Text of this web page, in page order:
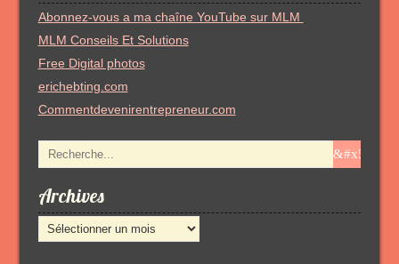
Abonnez-vous a ma chaîne YouTube sur MLM
MLM Conseils Et Solutions
Free Digital photos
erichebting.com
Commentdevenirentrepreneur.com
Archives
Archives